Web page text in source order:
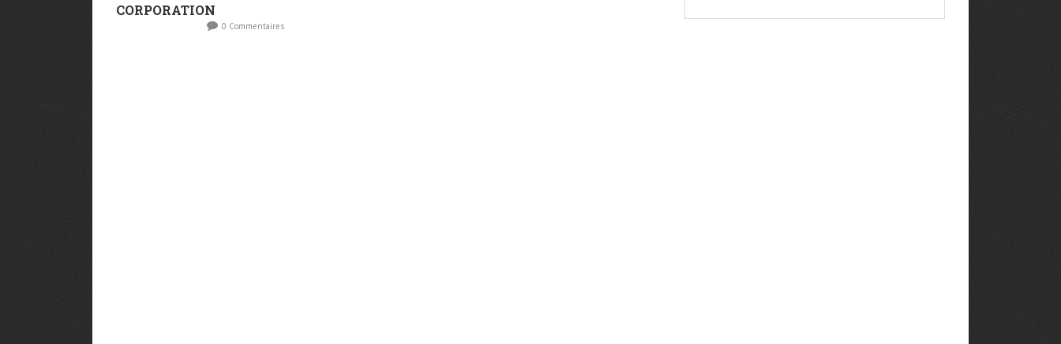
CORPORATION
0 Commentaires